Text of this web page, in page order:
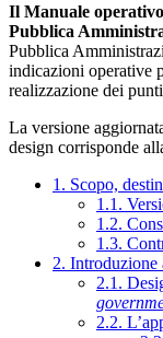
Il Manuale
Pubblica
Pubblica
indicazioni operative
realizzazione dei
La versione
design corrisponde
1. Scopo,
1.1.
1.2.
1.3.
2.
2.1.
2.2.